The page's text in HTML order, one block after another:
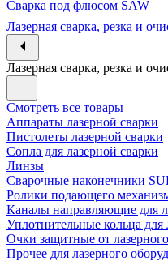
Сварка под флюсом SAW
Лазерная сварка, резка и
Лазерная сварка, резка и
Смотреть все товары
Аппараты лазерной сварки
Пистолеты лазерной сварки
Сопла для лазерной сварки
Линзы
Сварочные наконечники
Ролики подающего
Каналы направляющие для
Уплотнительные кольца для
Очки защитные от
Прочее для лазерного